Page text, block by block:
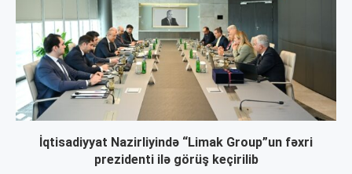
İqtisadiyyat Nazirliyində “Limak Group”un fəxri
prezidenti ilə görüş keçirilib